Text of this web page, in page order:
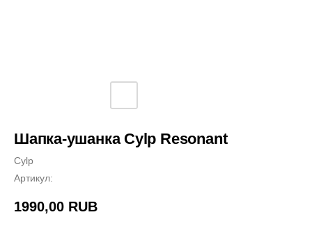
Шапка-ушанка Cylp Resonant
Cylp
Артикул:
1990,00 RUB